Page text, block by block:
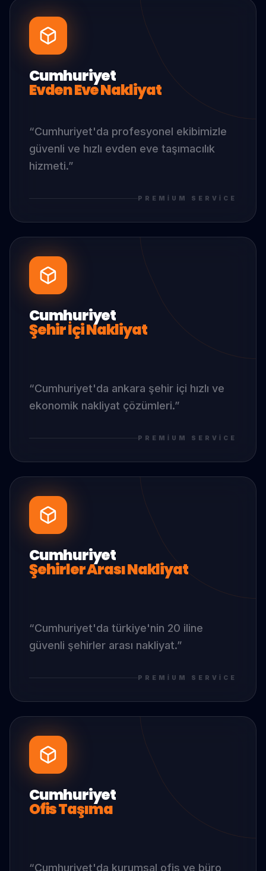
Cumhuriyet
Evden Eve Nakliyat
“Cumhuriyet'da profesyonel ekibimizle
güvenli ve hızlı evden eve taşımacılık
hizmeti.”
PREMIUM SERVICE
Cumhuriyet
Şehir İçi Nakliyat
“Cumhuriyet'da ankara şehir içi hızlı ve
ekonomik nakliyat çözümleri.”
PREMIUM SERVICE
Cumhuriyet
Şehirler Arası Nakliyat
“Cumhuriyet'da türkiye'nin 20 iline
güvenli şehirler arası nakliyat.”
PREMIUM SERVICE
Cumhuriyet
Ofis Taşıma
“Cumhuriyet'da kurumsal ofis ve büro